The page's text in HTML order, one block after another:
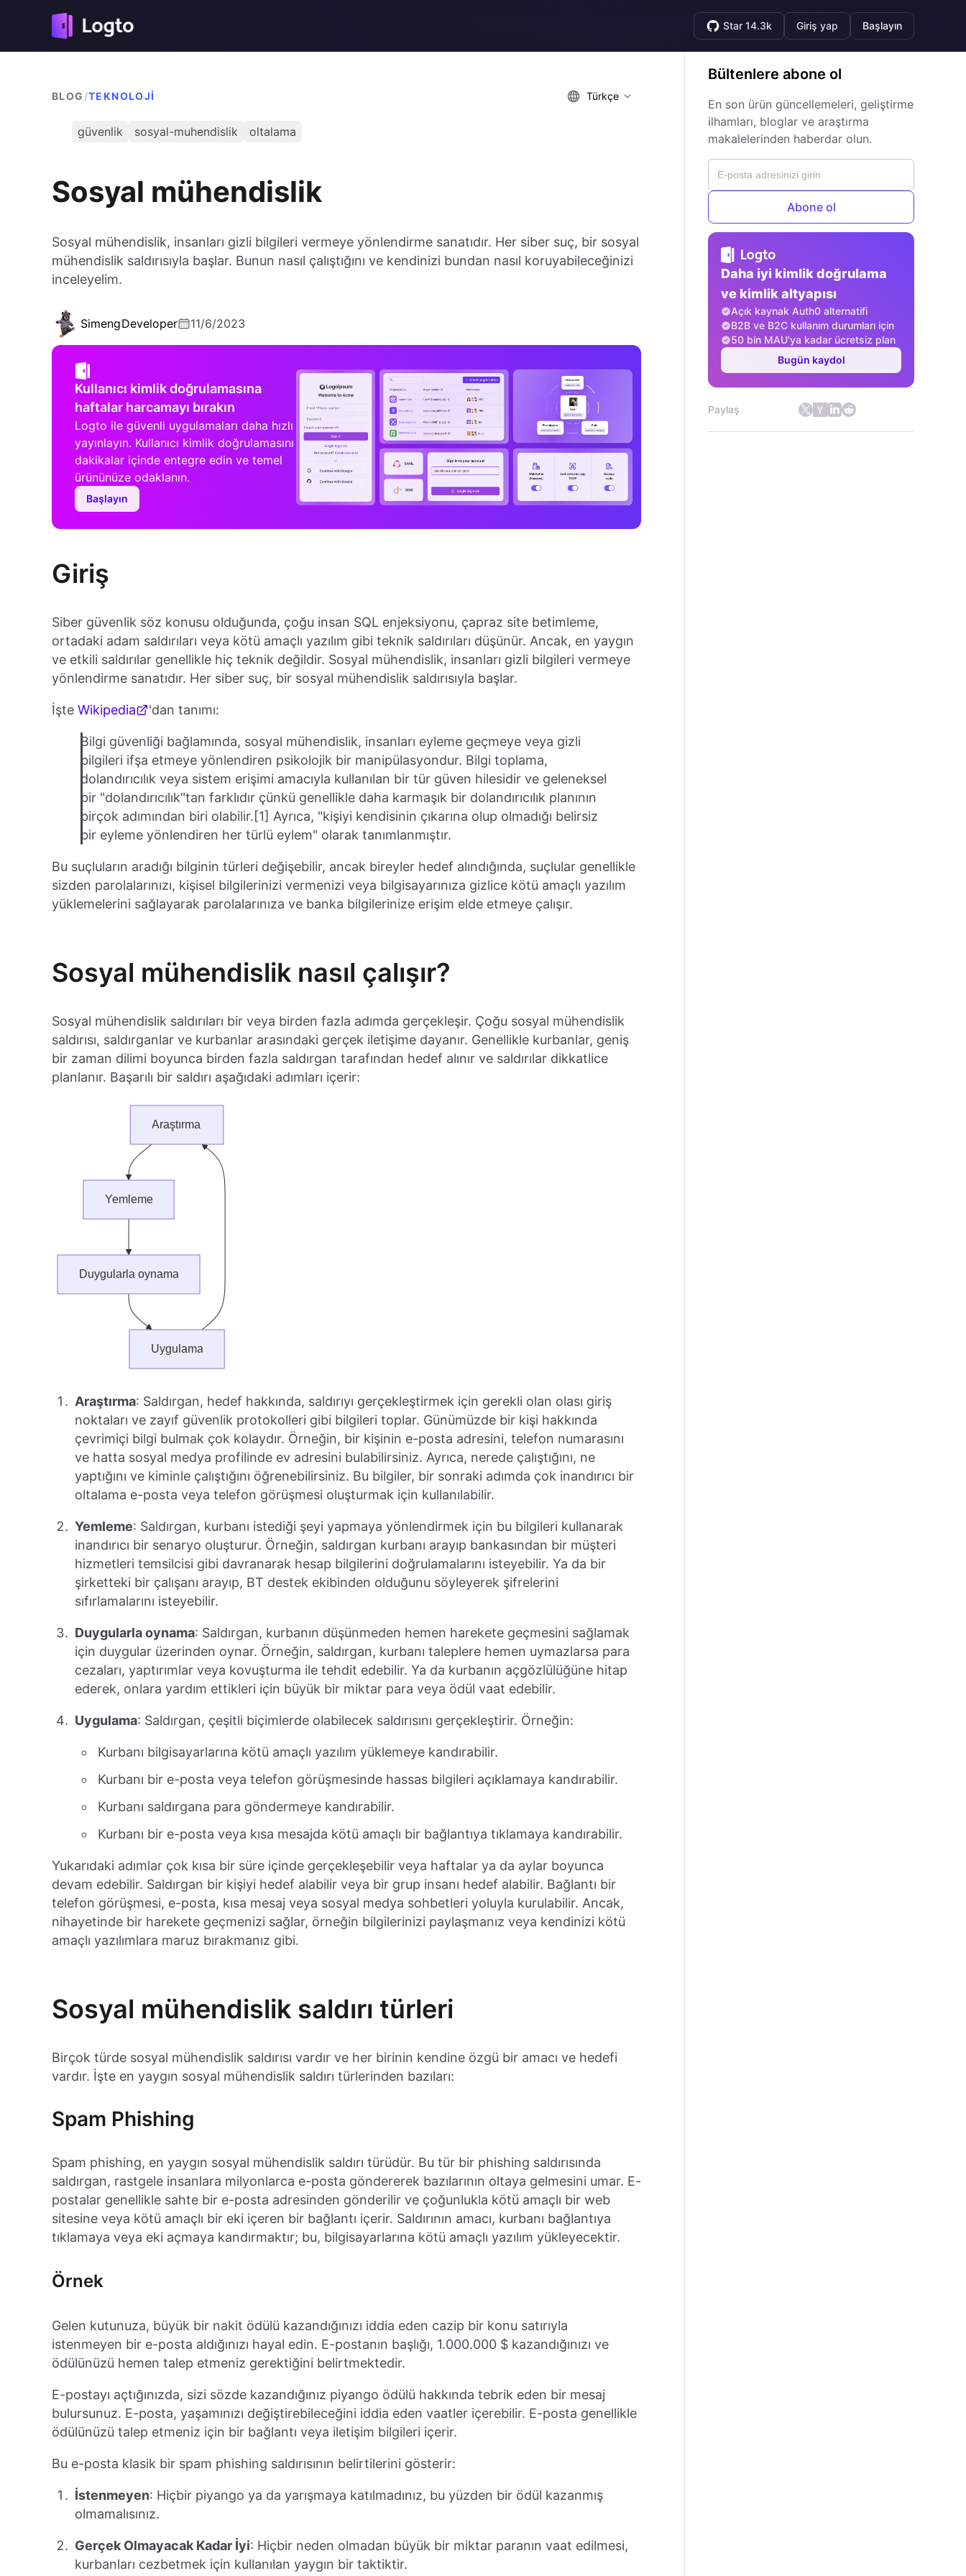
Star 14.3k Giriş yap Başlayın
BLOG /TEKNOLOJI Türkçe
güvenlik sosyal-muhendislik oltalama
Sosyal mühendislik
Sosyal mühendislik, insanları gizli bilgileri vermeye yönlendirme sanatıdır. Her siber suç, bir sosyal
mühendislik saldırısıyla başlar. Bunun nasıl çalıştığını ve kendinizi bundan nasıl koruyabileceğinizi
inceleyelim.
SimengDeveloper 11/6/2023
Kullanıcı kimlik doğrulamasına
haftalar harcamayı bırakın
Logto ile güvenli uygulamaları daha hızlı
yayınlayın. Kullanıcı kimlik doğrulamasını
dakikalar içinde entegre edin ve temel
ürününüze odaklanın.
Başlayın
Giriş
Siber güvenlik söz konusu olduğunda, çoğu insan SQL enjeksiyonu, çapraz site betimleme,
ortadaki adam saldırıları veya kötü amaçlı yazılım gibi teknik saldırıları düşünür. Ancak, en yaygın
ve etkili saldırılar genellikle hiç teknik değildir. Sosyal mühendislik, insanları gizli bilgileri vermeye
yönlendirme sanatıdır. Her siber suç, bir sosyal mühendislik saldırısıyla başlar.
İşte Wikipedia 'dan tanımı:
Bilgi güvenliği bağlamında, sosyal mühendislik, insanları eyleme geçmeye veya gizli
bilgileri ifşa etmeye yönlendiren psikolojik bir manipülasyondur. Bilgi toplama,
dolandırıcılık veya sistem erişimi amacıyla kullanılan bir tür güven hilesidir ve geleneksel
bir "dolandırıcılık"tan farklıdır çünkü genellikle daha karmaşık bir dolandırıcılık planının
birçok adımından biri olabilir.[1] Ayrıca, "kişiyi kendisinin çıkarına olup olmadığı belirsiz
bir eyleme yönlendiren her türlü eylem" olarak tanımlanmıştır.
Bu suçluların aradığı bilginin türleri değişebilir, ancak bireyler hedef alındığında, suçlular genellikle
sizden parolalarınızı, kişisel bilgilerinizi vermenizi veya bilgisayarınıza gizlice kötü amaçlı yazılım
yüklemelerini sağlayarak parolalarınıza ve banka bilgilerinize erişim elde etmeye çalışır.
Sosyal mühendislik nasıl çalışır?
Sosyal mühendislik saldırıları bir veya birden fazla adımda gerçekleşir. Çoğu sosyal mühendislik
saldırısı, saldırganlar ve kurbanlar arasındaki gerçek iletişime dayanır. Genellikle kurbanlar, geniş
bir zaman dilimi boyunca birden fazla saldırgan tarafından hedef alınır ve saldırılar dikkatlice
planlanır. Başarılı bir saldırı aşağıdaki adımları içerir:
Araştırma: Saldırgan, hedef hakkında, saldırıyı gerçekleştirmek için gerekli olan olası giriş
noktaları ve zayıf güvenlik protokolleri gibi bilgileri toplar. Günümüzde bir kişi hakkında
çevrimiçi bilgi bulmak çok kolaydır. Örneğin, bir kişinin e-posta adresini, telefon numarasını
ve hatta sosyal medya profilinde ev adresini bulabilirsiniz. Ayrıca, nerede çalıştığını, ne
yaptığını ve kiminle çalıştığını öğrenebilirsiniz. Bu bilgiler, bir sonraki adımda çok inandırıcı bir
oltalama e-posta veya telefon görüşmesi oluşturmak için kullanılabilir.
Yemleme: Saldırgan, kurbanı istediği şeyi yapmaya yönlendirmek için bu bilgileri kullanarak
inandırıcı bir senaryo oluşturur. Örneğin, saldırgan kurbanı arayıp bankasından bir müşteri
hizmetleri temsilcisi gibi davranarak hesap bilgilerini doğrulamalarını isteyebilir. Ya da bir
şirketteki bir çalışanı arayıp, BT destek ekibinden olduğunu söyleyerek şifrelerini
sıfırlamalarını isteyebilir.
Duygularla oynama: Saldırgan, kurbanın düşünmeden hemen harekete geçmesini sağlamak
için duygular üzerinden oynar. Örneğin, saldırgan, kurbanı taleplere hemen uymazlarsa para
cezaları, yaptırımlar veya kovuşturma ile tehdit edebilir. Ya da kurbanın açgözlülüğüne hitap
ederek, onlara yardım ettikleri için büyük bir miktar para veya ödül vaat edebilir.
Uygulama: Saldırgan, çeşitli biçimlerde olabilecek saldırısını gerçekleştirir. Örneğin:
Kurbanı bilgisayarlarına kötü amaçlı yazılım yüklemeye kandırabilir.
Kurbanı bir e-posta veya telefon görüşmesinde hassas bilgileri açıklamaya kandırabilir.
Kurbanı saldırgana para göndermeye kandırabilir.
Kurbanı bir e-posta veya kısa mesajda kötü amaçlı bir bağlantıya tıklamaya kandırabilir.
Yukarıdaki adımlar çok kısa bir süre içinde gerçekleşebilir veya haftalar ya da aylar boyunca
devam edebilir. Saldırgan bir kişiyi hedef alabilir veya bir grup insanı hedef alabilir. Bağlantı bir
telefon görüşmesi, e-posta, kısa mesaj veya sosyal medya sohbetleri yoluyla kurulabilir. Ancak,
nihayetinde bir harekete geçmenizi sağlar, örneğin bilgilerinizi paylaşmanız veya kendinizi kötü
amaçlı yazılımlara maruz bırakmanız gibi.
Sosyal mühendislik saldırı türleri
Birçok türde sosyal mühendislik saldırısı vardır ve her birinin kendine özgü bir amacı ve hedefi
vardır. İşte en yaygın sosyal mühendislik saldırı türlerinden bazıları:
Spam Phishing
Spam phishing, en yaygın sosyal mühendislik saldırı türüdür. Bu tür bir phishing saldırısında
saldırgan, rastgele insanlara milyonlarca e-posta göndererek bazılarının oltaya gelmesini umar. E-
postalar genellikle sahte bir e-posta adresinden gönderilir ve çoğunlukla kötü amaçlı bir web
sitesine veya kötü amaçlı bir eki içeren bir bağlantı içerir. Saldırının amacı, kurbanı bağlantıya
tıklamaya veya eki açmaya kandırmaktır; bu, bilgisayarlarına kötü amaçlı yazılım yükleyecektir.
Örnek
Gelen kutunuza, büyük bir nakit ödülü kazandığınızı iddia eden cazip bir konu satırıyla
istenmeyen bir e-posta aldığınızı hayal edin. E-postanın başlığı, 1.000.000 $ kazandığınızı ve
ödülünüzü hemen talep etmeniz gerektiğini belirtmektedir.
E-postayı açtığınızda, sizi sözde kazandığınız piyango ödülü hakkında tebrik eden bir mesaj
bulursunuz. E-posta, yaşamınızı değiştirebileceğini iddia eden vaatler içerebilir. E-posta genellikle
ödülünüzü talep etmeniz için bir bağlantı veya iletişim bilgileri içerir.
Bu e-posta klasik bir spam phishing saldırısının belirtilerini gösterir:
İstenmeyen: Hiçbir piyango ya da yarışmaya katılmadınız, bu yüzden bir ödül kazanmış
olmamalısınız.
Gerçek Olmayacak Kadar İyi: Hiçbir neden olmadan büyük bir miktar paranın vaat edilmesi,
kurbanları cezbetmek için kullanılan yaygın bir taktiktir.
Bültenlere abone ol
En son ürün güncellemeleri, geliştirme
ilhamları, bloglar ve araştırma
makalelerinden haberdar olun.
Abone ol
Daha iyi kimlik doğrulama
ve kimlik altyapısı
Açık kaynak Auth0 alternatifi
B2B ve B2C kullanım durumları için
50 bin MAU'ya kadar ücretsiz plan
Bugün kaydol
Paylaş